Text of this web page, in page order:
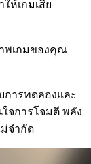
ห้เกมเสีย
พเกมของคุณ
การทดลองและ
จการโจมตี พลัง
จำกัด